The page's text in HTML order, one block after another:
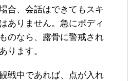
合、会話はできてもスキ
ありません。急にボディ
のなら、露骨に警戒され
ります。
戦中であれば、点が入れ